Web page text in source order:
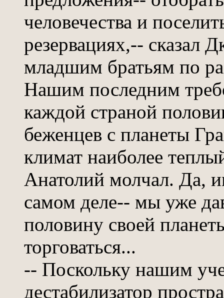
человечества и
резервациях,-- сказал
младшим братьям по
Нашим последним
каждой страной
беженцев с планеты
климат наиболее
Анатолий молчал. Да,
самом деле-- мы уже
половину своей
торговаться...
-- Поскольку нашим
дестабилизатор